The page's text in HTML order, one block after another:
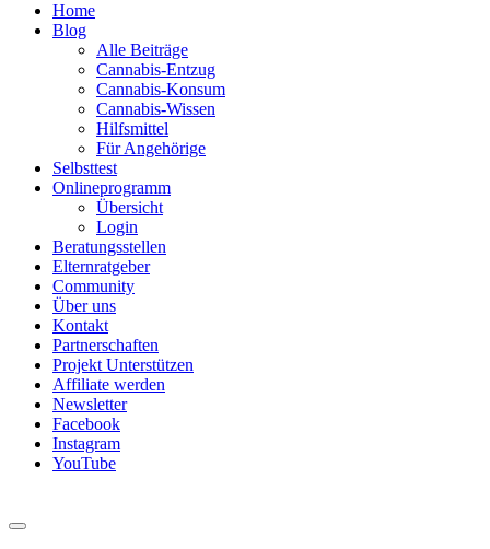
Home
Blog
Alle Beiträge
Cannabis-Entzug
Cannabis-Konsum
Cannabis-Wissen
Hilfsmittel
Für Angehörige
Selbsttest
Onlineprogramm
Übersicht
Login
Beratungsstellen
Elternratgeber
Community
Über uns
Kontakt
Partnerschaften
Projekt Unterstützen
Affiliate werden
Newsletter
Facebook
Instagram
YouTube